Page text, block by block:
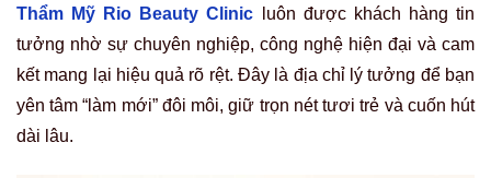
Thẩm Mỹ Rio Beauty Clinic luôn được khách hàng tin
tưởng nhờ sự chuyên nghiệp, công nghệ hiện đại và cam
kết mang lại hiệu quả rõ rệt. Đây là địa chỉ lý tưởng để bạn
yên tâm “làm mới” đôi môi, giữ trọn nét tươi trẻ và cuốn hút
dài lâu.